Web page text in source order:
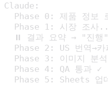
Claude:
Phase 0: 제품 정보
Phase 1: 시장 조사
  ⏸️ 결과 요약 → "진행"
Phase 2: US 번역→카
Phase 3: 이미지 분
  Phase 4: QA 통과 ✓
Phase 5: Sheets 업